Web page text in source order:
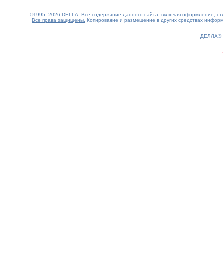
©1995–2026 DELLA. Все содержание данного сайта, включая оформление,
Все права защищены. Копирование и размещение в других средствах